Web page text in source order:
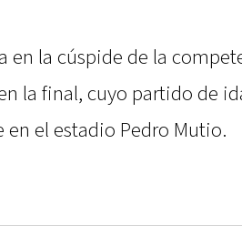
en la cúspide de la
la final, cuyo partido de
el estadio Pedro Mutio.